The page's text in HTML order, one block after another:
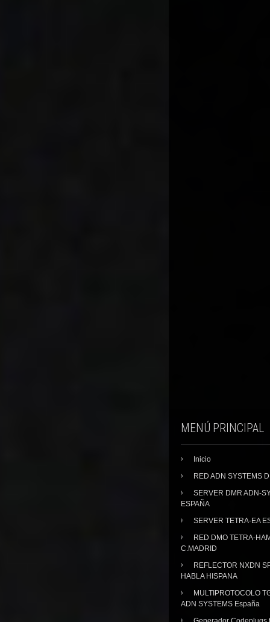
MENÚ PRINCIPAL
Inicio
RED ADN SYSTEMS
SERVER DMR ADN-
ESPAÑA
SERVER TETRA-EA
RED DMO TETRA-
C.MADRID
REFLECTOR NXDN
HABLA HISPANA
MULTIPROTOCOLO
ADN SYSTEMS España